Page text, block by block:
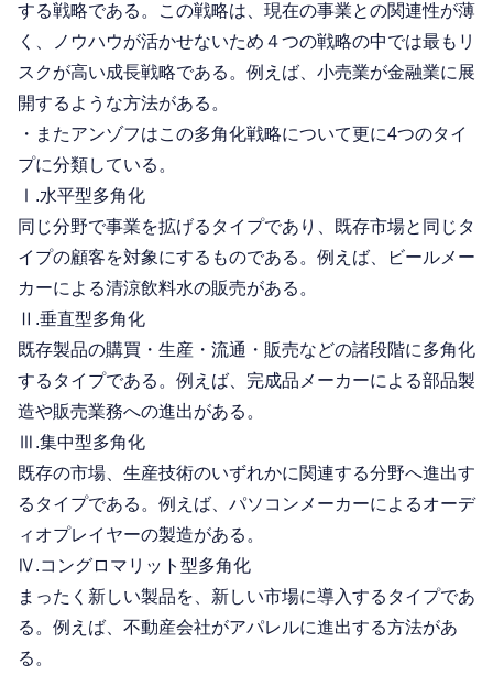
する戦略である。この戦略は、現在の事業との関連性が薄
く、ノウハウが活かせないため４つの戦略の中では最もリ
スクが高い成長戦略である。例えば、小売業が金融業に展
開するような方法がある。
・またアンゾフはこの多角化戦略について更に4つのタイ
プに分類している。
Ⅰ.水平型多角化
同じ分野で事業を拡げるタイプであり、既存市場と同じタ
イプの顧客を対象にするものである。例えば、ビールメー
カーによる清涼飲料水の販売がある。
Ⅱ.垂直型多角化
既存製品の購買・生産・流通・販売などの諸段階に多角化
するタイプである。例えば、完成品メーカーによる部品製
造や販売業務への進出がある。
Ⅲ.集中型多角化
既存の市場、生産技術のいずれかに関連する分野へ進出す
るタイプである。例えば、パソコンメーカーによるオーデ
ィオプレイヤーの製造がある。
Ⅳ.コングロマリット型多角化
まったく新しい製品を、新しい市場に導入するタイプであ
る。例えば、不動産会社がアパレルに進出する方法があ
る。